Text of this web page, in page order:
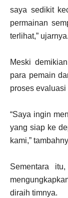
saya sedikit
permainan
terlihat,” ujarnya.
Meski
para pemain
proses evaluasi
“Saya ingin
yang siap ke
kami,”
Sementara
diraih timnya.